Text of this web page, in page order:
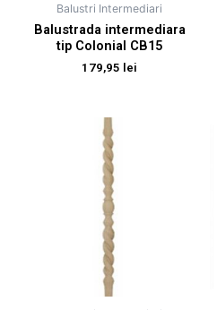
Balustri Intermediari
Balustrada intermediara
tip Colonial CB15
179,95 lei